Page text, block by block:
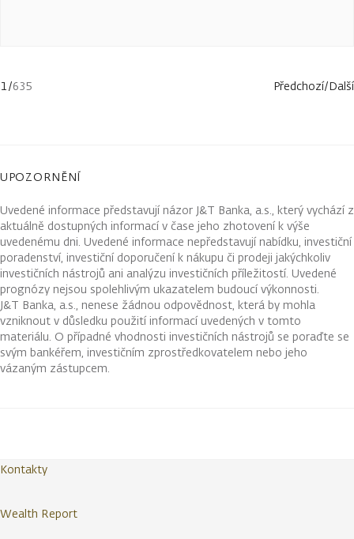
1/635 Předchozí/Další
UPOZORNĚNÍ
Uvedené informace představují názor J&T Banka, a.s., který vychází z
aktuálně dostupných informací v čase jeho zhotovení k výše
uvedenému dni. Uvedené informace nepředstavují nabídku, investiční
poradenství, investiční doporučení k nákupu či prodeji jakýchkoliv
investičních nástrojů ani analýzu investičních příležitostí. Uvedené
prognózy nejsou spolehlivým ukazatelem budoucí výkonnosti.
J&T Banka, a.s., nenese žádnou odpovědnost, která by mohla
vzniknout v důsledku použití informací uvedených v tomto
materiálu. O případné vhodnosti investičních nástrojů se poraďte se
svým bankéřem, investičním zprostředkovatelem nebo jeho
vázaným zástupcem.
Kontakty
Wealth Report